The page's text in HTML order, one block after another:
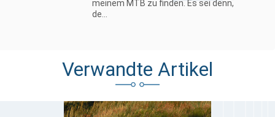
meinem MTB zu finden. Es sei denn,
de...
Verwandte Artikel